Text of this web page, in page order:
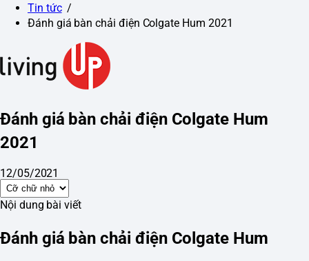
Tin tức /
Đánh giá bàn chải điện Colgate Hum 2021
Đánh giá bàn chải điện Colgate Hum
2021
12/05/2021
Nội dung bài viết
Đánh giá bàn chải điện Colgate Hum